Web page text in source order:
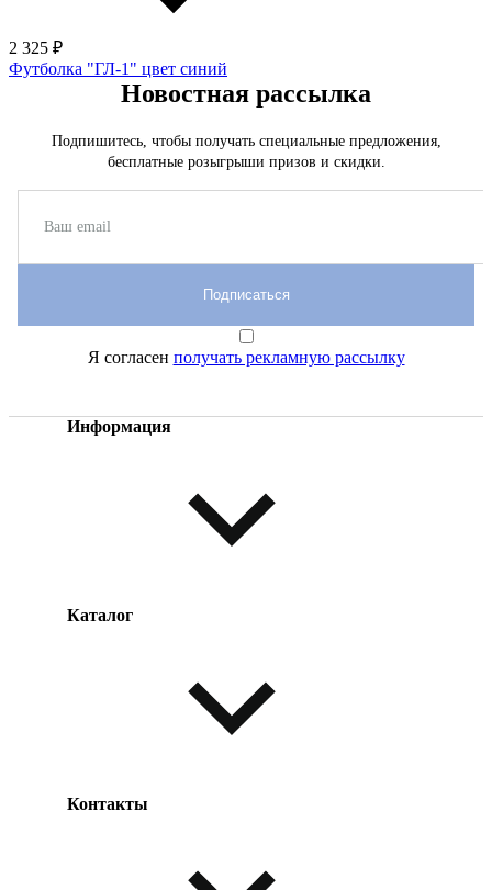
2 325 ₽
Футболка "ГЛ-1" цвет синий
Информация
Таблица размеров
Каталог
Контакты
Новостная рассылка
Подпишитесь, чтобы получать специальные предложения,
бесплатные розыгрыши призов и скидки.
Подписаться
Я согласен получать рекламную рассылку